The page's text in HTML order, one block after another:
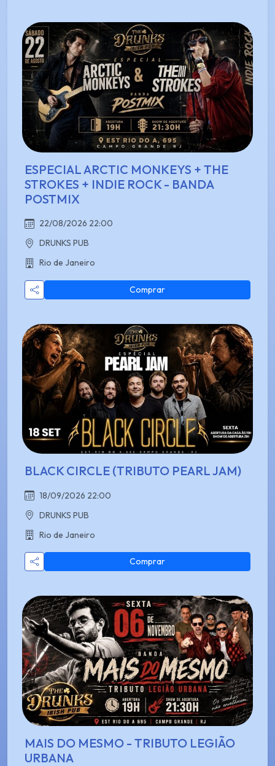
ESPECIAL ARCTIC MONKEYS + THE
STROKES + INDIE ROCK - BANDA
POSTMIX
22/08/2026 22:00
DRUNKS PUB
Rio de Janeiro
Comprar
BLACK CIRCLE (TRIBUTO PEARL JAM)
18/09/2026 22:00
DRUNKS PUB
Rio de Janeiro
Comprar
MAIS DO MESMO - TRIBUTO LEGIÃO
URBANA